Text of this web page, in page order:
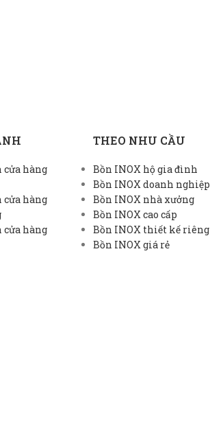
hàng
hàng
hàng
THEO NHU CẦU
Bồn INOX hộ gia đình
Bồn INOX doanh nghiệp
Bồn INOX nhà xưởng
Bồn INOX cao cấp
Bồn INOX thiết kế riêng
Bồn INOX giá rẻ